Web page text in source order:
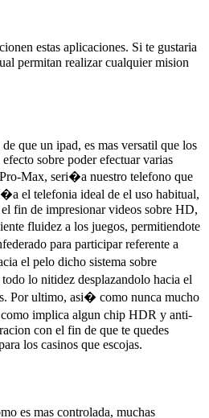
estas aplicaciones. Si te gustaria
permitan realizar cualquier mision
que un ipad, es mas versatil que los
sobre poder efectuar varias
Pro-Max, seri�a nuestro telefono que
el telefonia ideal de el uso habitual,
fin de impresionar videos sobre HD,
fluidez a los juegos, permitiendote
para participar referente a
el pelo dicho sistema sobre
lo nitidez desplazandolo hacia el
Por ultimo, asi� como nunca mucho
implica algun chip HDR y anti-
con el fin de que te quedes
los casinos que escojas.
es mas controlada, muchas